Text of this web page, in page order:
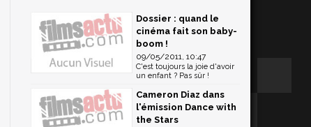
Dossier : quand le
cinéma fait son baby-
boom !
09/05/2011, 10:47
C'est toujours la joie d'avoir
un enfant ? Pas sûr !
Cameron Diaz dans
l'émission Dance with
the Stars